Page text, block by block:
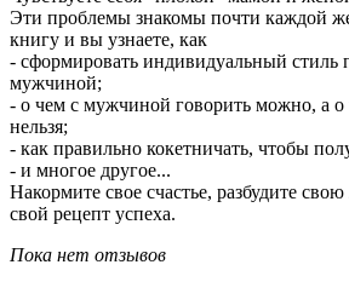
Эти проблемы знакомы почти каждой
книгу и вы узнаете, как
- сформировать индивидуальный стиль
мужчиной;
- о чем с мужчиной говорить можно, а о
нельзя;
- как правильно кокетничать, чтобы
- и многое другое...
Накормите свое счастье, разбудите
свой рецепт успеха.
Пока нет отзывов